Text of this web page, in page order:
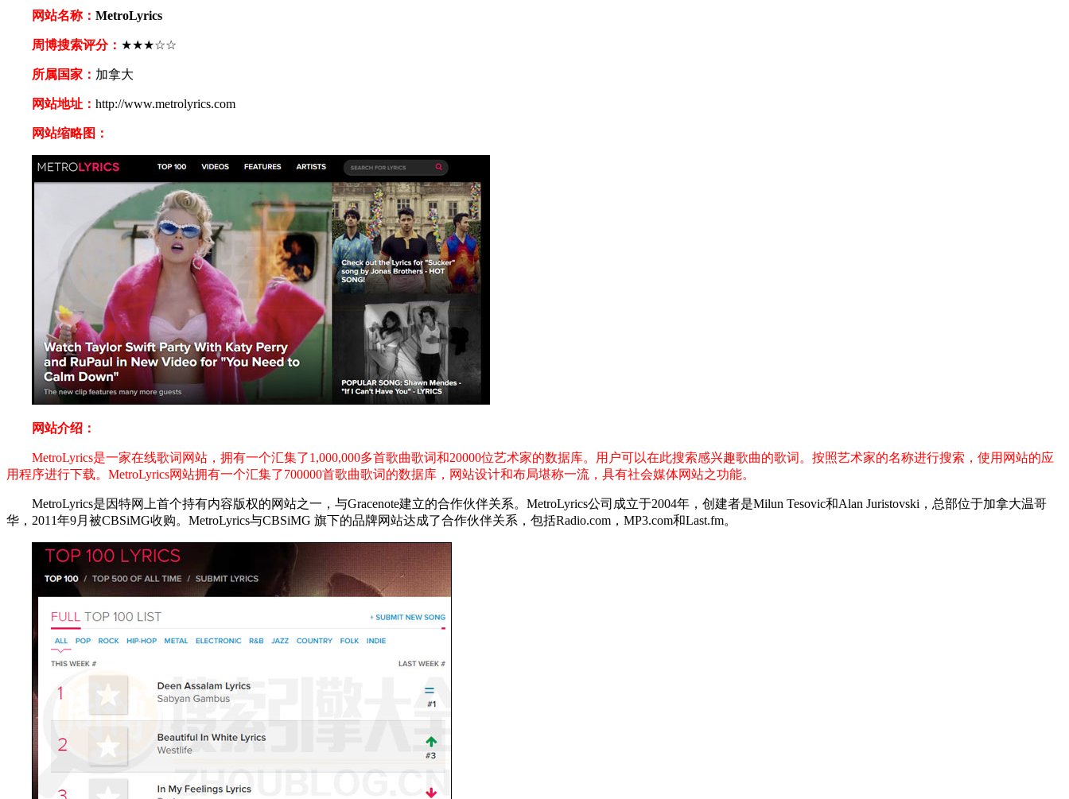
网站名称： MetroLyrics
周博搜索评分： ★★★☆☆
所属国家： 加拿大
网站地址： http://www.metrolyrics.com
网站缩略图：
网站介绍：
MetroLyrics是一家在线歌词网站，拥有一个汇集了1,000,000多首歌曲歌词和20000位艺术家的数据库。用户可以在此搜索感兴趣歌曲的歌词。按照艺术家的名称进行搜索，使用网站的应
用程序进行下载。MetroLyrics网站拥有一个汇集了700000首歌曲歌词的数据库，网站设计和布局堪称一流，具有社会媒体网站之功能。
MetroLyrics是因特网上首个持有内容版权的网站之一，与Gracenote建立的合作伙伴关系。MetroLyrics公司成立于2004年，创建者是Milun Tesovic和Alan Juristovski，总部位于加拿大温哥
华，2011年9月被CBSiMG收购。MetroLyrics与CBSiMG 旗下的品牌网站达成了合作伙伴关系，包括Radio.com，MP3.com和Last.fm。